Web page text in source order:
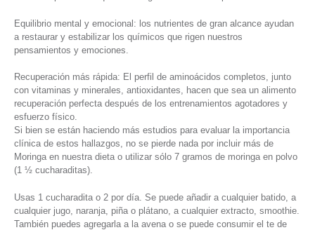
Equilibrio mental y emocional: los nutrientes de gran alcance ayudan
a restaurar y estabilizar los químicos que rigen nuestros
pensamientos y emociones.
Recuperación más rápida: El perfil de aminoácidos completos, junto
con vitaminas y minerales, antioxidantes, hacen que sea un alimento
recuperación perfecta después de los entrenamientos agotadores y
esfuerzo físico.
Si bien se están haciendo más estudios para evaluar la importancia
clínica de estos hallazgos, no se pierde nada por incluir más de
Moringa en nuestra dieta o utilizar sólo 7 gramos de moringa en polvo
(1 ½ cucharaditas).
Usas 1 cucharadita o 2 por día. Se puede añadir a cualquier batido, a
cualquier jugo, naranja, piña o plátano, a cualquier extracto, smoothie.
También puedes agregarla a la avena o se puede consumir el te de